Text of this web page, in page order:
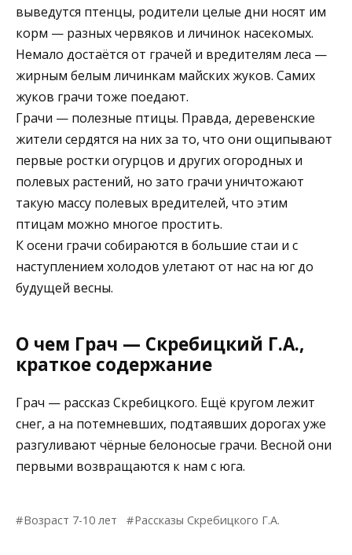
выведутся птенцы, родители целые дни носят им
корм — разных червяков и личинок насекомых.
Немало достаётся от грачей и вредителям леса —
жирным белым личинкам майских жуков. Самих
жуков грачи тоже поедают.
Грачи — полезные птицы. Правда, деревенские
жители сердятся на них за то, что они ощипывают
первые ростки огурцов и других огородных и
полевых растений, но зато грачи уничтожают
такую массу полевых вредителей, что этим
птицам можно многое простить.
К осени грачи собираются в большие стаи и с
наступлением холодов улетают от нас на юг до
будущей весны.
О чем Грач — Скребицкий Г.А.,
краткое содержание
Грач — рассказ Скребицкого. Ещё кругом лежит
снег, а на потемневших, подтаявших дорогах уже
разгуливают чёрные белоносые грачи. Весной они
первыми возвращаются к нам с юга.
Возраст 7-10 лет Рассказы Скребицкого Г.А.